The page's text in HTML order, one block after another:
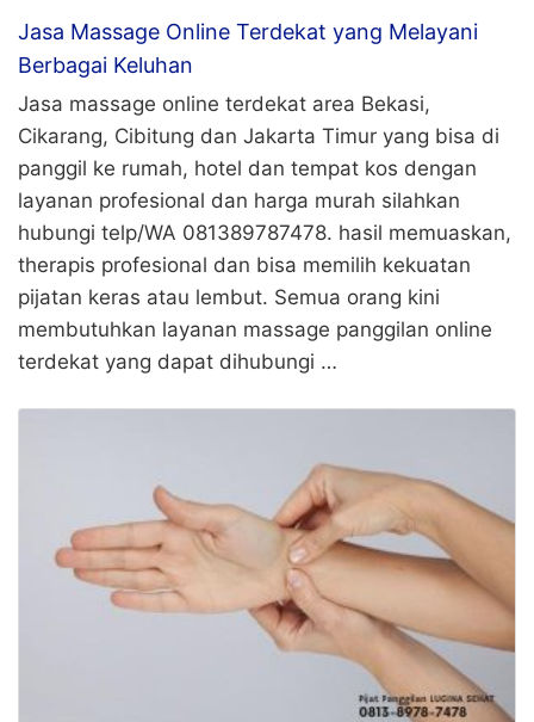
Jasa Massage Online Terdekat yang Melayani
Berbagai Keluhan
Jasa massage online terdekat area Bekasi,
Cikarang, Cibitung dan Jakarta Timur yang bisa di
panggil ke rumah, hotel dan tempat kos dengan
layanan profesional dan harga murah silahkan
hubungi telp/WA 081389787478. hasil memuaskan,
therapis profesional dan bisa memilih kekuatan
pijatan keras atau lembut. Semua orang kini
membutuhkan layanan massage panggilan online
terdekat yang dapat dihubungi …